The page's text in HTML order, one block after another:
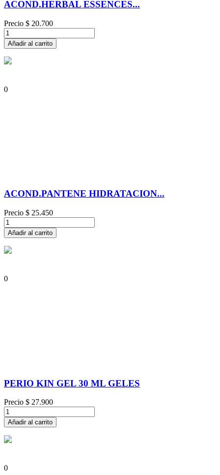
ACOND.HERBAL ESSENCES...
Precio $ 20.700
Añadir al carrito
0
ACOND.PANTENE HIDRATACION...
Precio $ 25.450
Añadir al carrito
0
PERIO KIN GEL 30 ML GELES
Precio $ 27.900
Añadir al carrito
0